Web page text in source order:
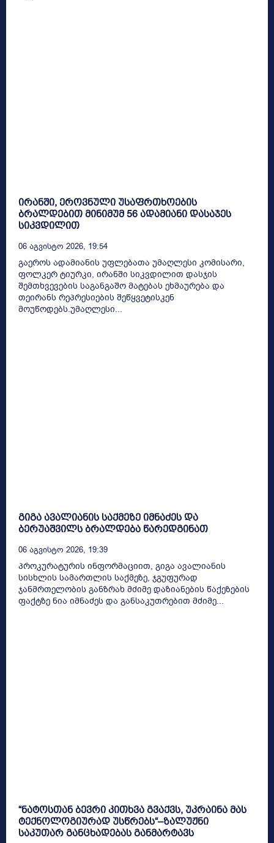
ირანში, ეროვნული უსაფრთხოების
ბრალდებით მინიმუმ 56 ადამიანი დასაჯეს
სიკვდილით
06 Აგვისტო 2026, 19:54
გაეროს ადამიანის უფლებათა უმაღლესი კომისარი,
ფოლკერ ტიურკი, ირანში სიკვდილით დასჯის
შემთხვევების საგანგაშო მატებას ეხმაურება და
თეირანს რეპრესიების შეწყვეტისკენ
მოუწოდებს.უმაღლესი...
გიგა ავალიანის საქმეზე იმნაძეს და
ბერუაშვილს ბრალდება წარედგინათ
06 Აგვისტო 2026, 19:39
პროკურატურის ინფორმაციით, გიგა ავალიანის
სისხლის სამართლის საქმეზე, ჯგუფურად
ჯანმრთელობის განზრახ მძიმე დაზიანების წაქეზების
ფაქტზე ნია იმნაძეს და განსაკუთრებით მძიმე...
“ნატოსთან ბევრი კითხვა გვაქვს, უკრაინა მას
ტექნოლოგიურად უსწრებს“–ზალუჟნი
საკუთარ განცხადებას განმარტავს